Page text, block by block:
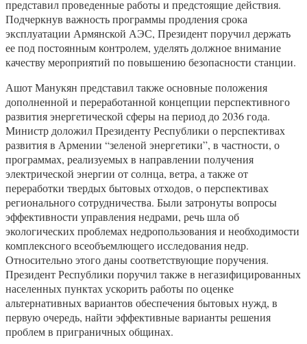
представил проведенные работы и предстоящие действия.
Подчеркнув важность программы продления срока
эксплуатации Армянской АЭС, Президент поручил держать
ее под постоянным контролем, уделять должное внимание
качеству мероприятий по повышению безопасности станции.
Ашот Манукян представил также основные положения
дополненной и переработанной концепции перспективного
развития энергетической сферы на период до 2036 года.
Министр доложил Президенту Республики о перспективах
развития в Армении “зеленой энергетики”, в частности, о
программах, реализуемых в направлении получения
электрической энергии от солнца, ветра, а также от
переработки твердых бытовых отходов, о перспективах
регионального сотрудничества. Были затронуты вопросы
эффективности управления недрами, речь шла об
экологических проблемах недропользования и необходимости
комплексного всеобъемлющего исследования недр.
Относительно этого даны соответствующие поручения.
Президент Республики поручил также в негазифицированных
населенных пунктах ускорить работы по оценке
альтернативных вариантов обеспечения бытовых нужд, в
первую очередь, найти эффективные варианты решения
проблем в приграничных общинах.